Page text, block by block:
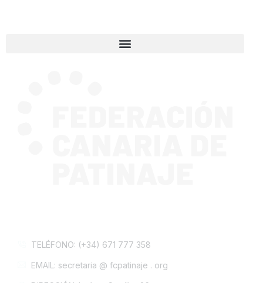
TELÉFONO: (+34) 671 777 358
EMAIL: secretaria @ fcpatinaje . org